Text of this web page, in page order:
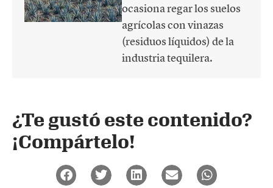
ocasiona regar los suelos
agrícolas con vinazas
(residuos líquidos) de la
industria tequilera.
¿Te gustó este contenido?
¡Compártelo!